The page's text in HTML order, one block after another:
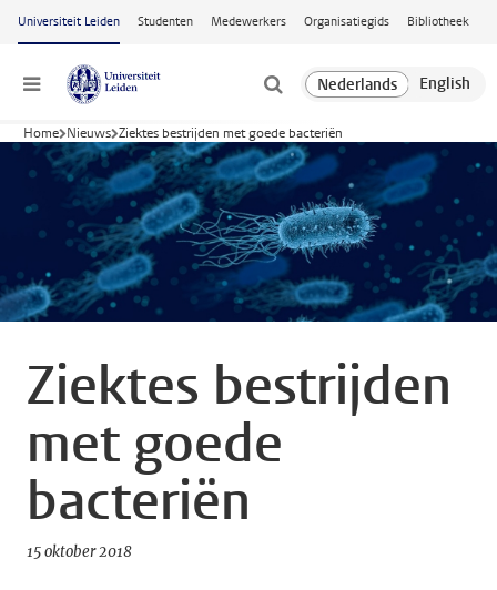
Ga naar hoofdinhoud
Universiteit Leiden Studenten Medewerkers Organisatiegids Bibliotheek
Menu
Home Nieuws Ziektes bestrijden met goede bacteriën
Ziektes bestrijden
met goede
bacteriën
15 oktober 2018